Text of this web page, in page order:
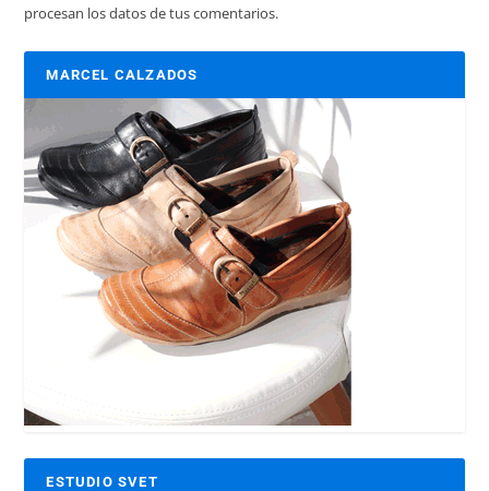
procesan los datos de tus comentarios.
MARCEL CALZADOS
ESTUDIO SVET